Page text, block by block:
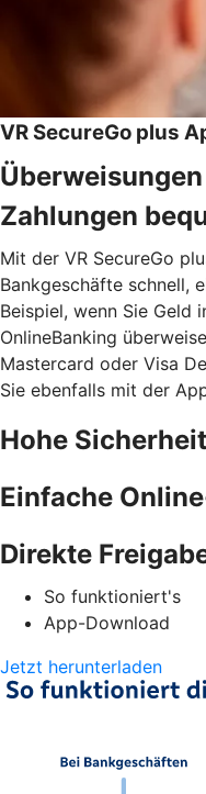
VR SecureGo plus
Zahlungen
Mit der VR SecureGo
Bankgeschäfte schnell,
Beispiel, wenn Sie Geld
OnlineBanking
Mastercard oder Visa
Sie ebenfalls mit der
Hohe
Einfache
Direkte
So funktioniert's
App-Download
Jetzt herunterladen